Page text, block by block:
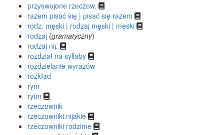
przyswojone rzeczow.
razem pisać się | pisać się razem
rodz. męski | rodzaj męski | męski
rodzaj (gramatyczny)
rodzaj nij.
rozdział na syllaby
rozdzielanie wyrazów
rozkład
rym
rytm
rzeczownik
rzeczowniki nijakie
rzeczowniki rodzime